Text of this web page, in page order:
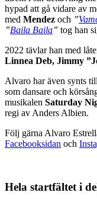
hypad att gå vidare av
med Mendez och ”
”Baila Baila” tog han
2022 tävlar han med
Linnea Deb, Jimmy
Alvaro har även synts
som dansare och
musikalen Saturday
regi av Anders Albien.
Följ gärna Alvaro
Facebooksidan och
Hela startfältet i